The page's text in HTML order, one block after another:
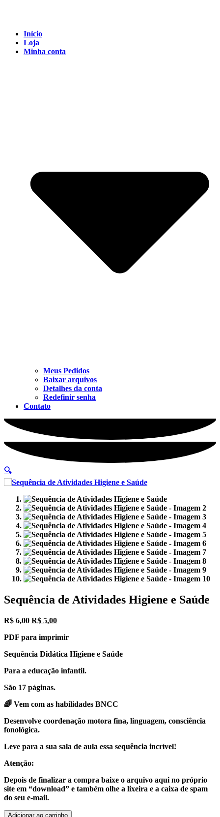
Início
Loja
Minha conta
Meus Pedidos
Baixar arquivos
Detalhes da conta
Redefinir senha
Contato
🔍
Sequência de Atividades Higiene e Saúde
R$6,00 O
original
R$ 6,00.
R$ 5,00O
atual
R$ 5,00.
PDF para imprimir
Sequência Didática Higiene e Saúde
Para a educação infantil.
São 17 páginas.
🌈 Vem com as habilidades BNCC
Desenvolve coordenação motora fina, linguagem, consciência
fonológica.
Leve para a sua sala de aula essa sequência incrível!
Atenção:
Depois de finalizar a compra baixe o arquivo aqui no próprio
site em “download” e também olhe a lixeira e a caixa de spam
do seu e-mail.
Sequência
Adicionar ao carrinho